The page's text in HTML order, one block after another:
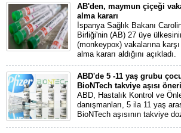
AB'den, maymun çiçeği
alma kararı
İspanya Sağlık Bakanı
Birliği'nin (AB) 27 üye
(monkeypox) vakalarına
alma kararı aldığını açıkladı.
ABD'de 5 -11 yaş grubu
BioNTech takviye aşısı
ABD, Hastalık Kontrol ve
danışmanları, 5 ila 11 yaş
BioNTech aşısının takviye